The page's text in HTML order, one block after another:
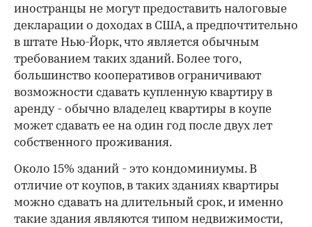
иностранцы не могут предоставить налоговые
декларации о доходах в США, а предпочтительно
в штате Нью-Йорк, что является обычным
требованием таких зданий. Более того,
большинство кооперативов ограничивают
возможности сдавать купленную квартиру в
аренду - обычно владелец квартиры в коупе
может сдавать ее на один год после двух лет
собственного проживания.
Около 15% зданий - это кондоминиумы. В
отличие от коупов, в таких зданиях квартиры
можно сдавать на длительный срок, и именно
такие здания являются типом недвижимости,